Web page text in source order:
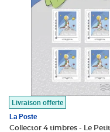
Livraison offerte
La Poste
Collector 4 timbres - Le